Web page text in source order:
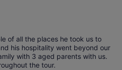
this tour and thank
brilliant taste in music
out the tour!
of all the places he took us to
his hospitality went beyond our
with 3 aged parents with us.
the tour.